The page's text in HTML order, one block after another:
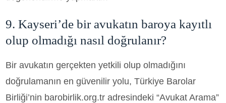
9. Kayseri’de bir avukatın baroya kayıtlı
olup olmadığı nasıl doğrulanır?
Bir avukatın gerçekten yetkili olup olmadığını
doğrulamanın en güvenilir yolu, Türkiye Barolar
Birliği’nin barobirlik.org.tr adresindeki “Avukat Arama”